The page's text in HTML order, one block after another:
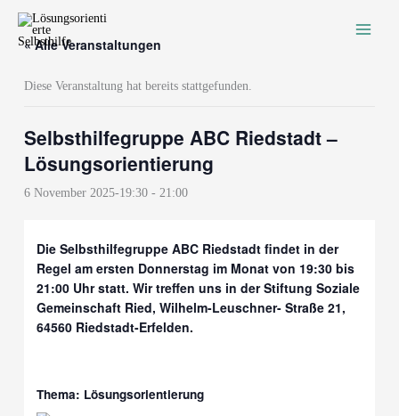
Inhalt
springen« Alle Veranstaltungen
Diese Veranstaltung hat bereits stattgefunden.
Selbsthilfegruppe ABC Riedstadt –
Lösungsorientierung
6 November 2025-19:30 -21:00
Die Selbsthilfegruppe ABC Riedstadt findet in der
Regel am ersten Donnerstag im Monat von 19:30 bis
21:00 Uhr statt. Wir treffen uns in derStiftung Soziale
Gemeinschaft Ried, Wilhelm-Leuschner- Straße 21,
64560 Riedstadt-Erfelden.
Thema: Lösungsorientierung